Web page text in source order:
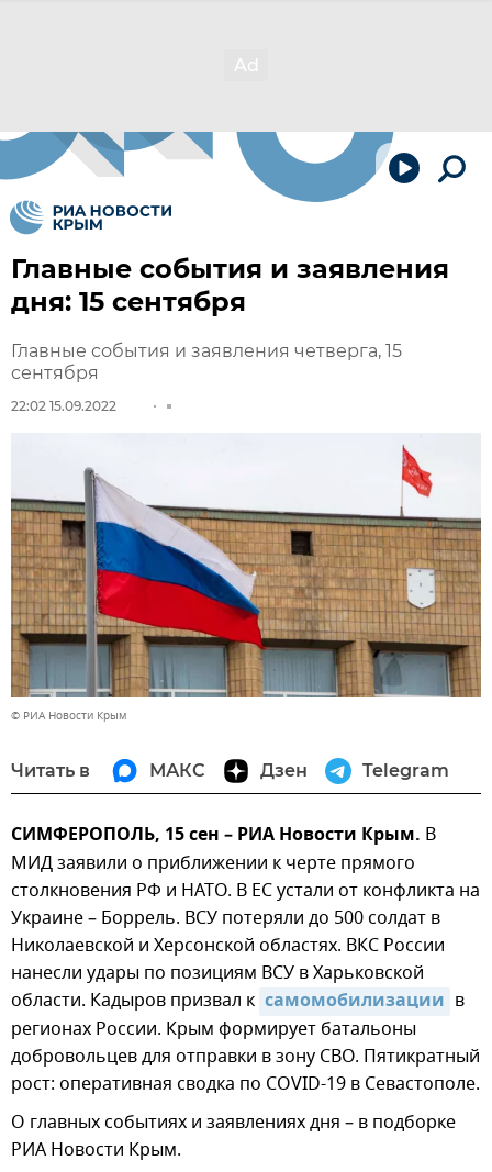
Главные события и заявления
дня: 15 сентября
Главные события и заявления четверга, 15
сентября
22:02 15.09.2022
© РИА Новости Крым
Читать в МАКС Дзен Telegram
СИМФЕРОПОЛЬ, 15 сен – РИА Новости Крым. В
МИД заявили о приближении к черте прямого
столкновения РФ и НАТО. В ЕС устали от конфликта на
Украине – Боррель. ВСУ потеряли до 500 солдат в
Николаевской и Херсонской областях. ВКС России
нанесли удары по позициям ВСУ в Харьковской
области. Кадыров призвал к самомобилизации в
регионах России. Крым формирует батальоны
добровольцев для отправки в зону СВО. Пятикратный
рост: оперативная сводка по COVID-19 в Севастополе.
О главных событиях и заявлениях дня – в подборке
РИА Новости Крым.